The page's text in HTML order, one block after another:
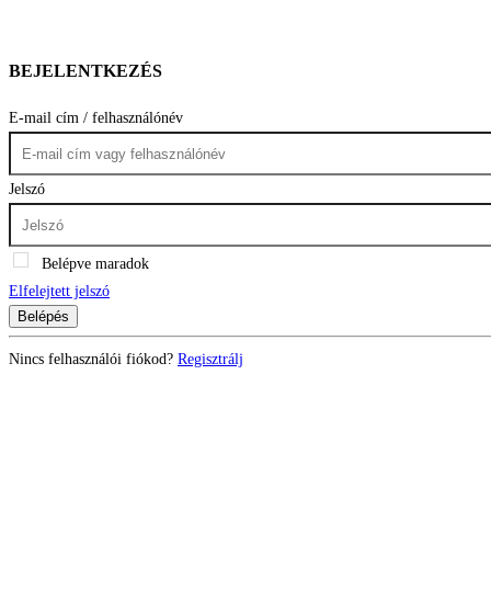
BEJELENTKEZÉS
E-mail cím / felhasználónév
Jelszó
Belépve maradok
Elfelejtett jelszó
Belépés
Nincs felhasználói fiókod? Regisztrálj